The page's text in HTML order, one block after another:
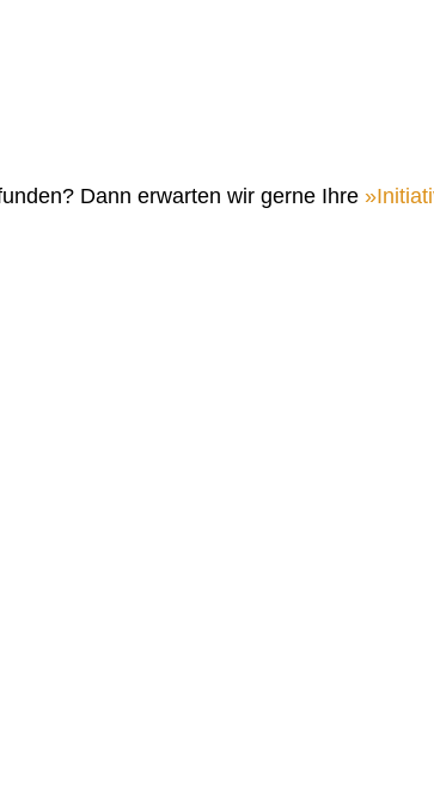
Dann erwarten wir gerne Ihre